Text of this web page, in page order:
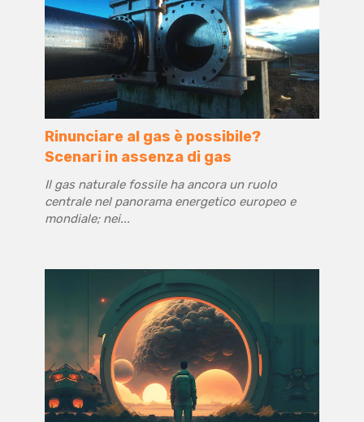
Rinunciare al gas è possibile?
Scenari in assenza di gas
Il gas naturale fossile ha ancora un ruolo
centrale nel panorama energetico europeo e
mondiale; nei...